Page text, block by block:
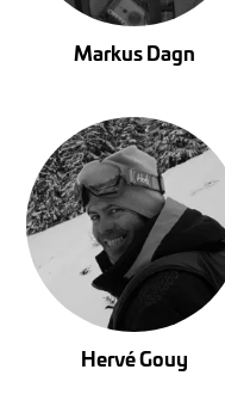
Markus Dagn
Hervé Gouy